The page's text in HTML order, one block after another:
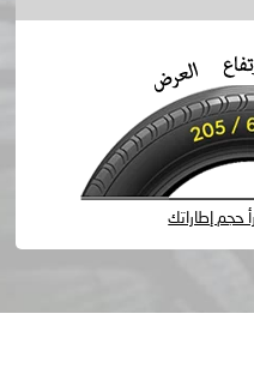
حجم إطاراتك